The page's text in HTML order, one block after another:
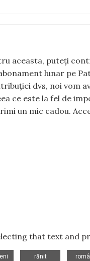
aceasta, puteți
lunar pe
dvs, noi vom
ce este la fel de
un mic cadou.
that text and
rănit